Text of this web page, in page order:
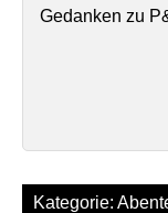
Gedanken zu
Kategorie: